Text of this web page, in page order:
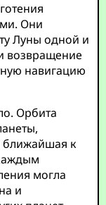
Они
Луны одной и
возвращение
навигацию
Орбита
ближайшая к
могла
и